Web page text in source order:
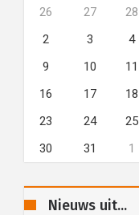
26
27 28
2
3 4
9
10 11
16
17 18
23
24 25
30
31 1
Nieuws uit...